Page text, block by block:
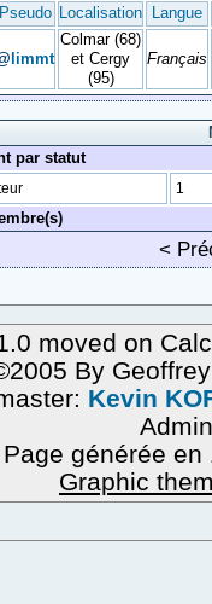
Pseudo Localisation Langue
limmt
Colmar (68)
et Cergy
(95)
Français
par statut
1
<
moved on
By
Kevin
Page générée
Graphic